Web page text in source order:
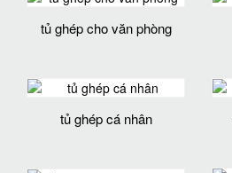
tủ ghép cho văn phòng
tủ ghép cá nhân